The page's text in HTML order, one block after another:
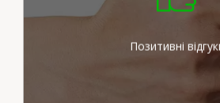
Позитивні
зусиль для
потреб наших